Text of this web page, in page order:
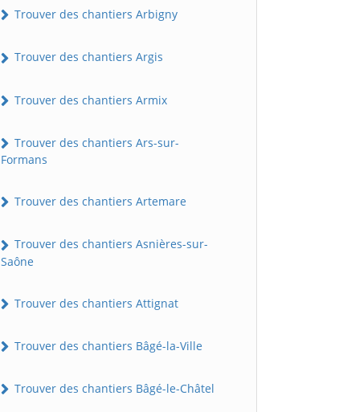
Trouver des chantiers Arbigny
Trouver des chantiers Argis
Trouver des chantiers Armix
Trouver des chantiers Ars-sur-
Formans
Trouver des chantiers Artemare
Trouver des chantiers Asnières-sur-
Saône
Trouver des chantiers Attignat
Trouver des chantiers Bâgé-la-Ville
Trouver des chantiers Bâgé-le-Châtel